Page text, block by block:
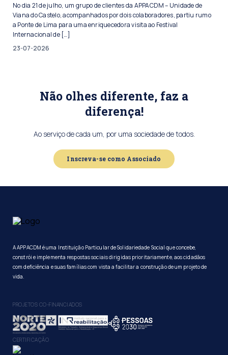
No dia 21 de julho, um grupo de clientes da APPACDM – Unidade de
Viana do Castelo, acompanhados por dois colaboradores, partiu rumo
a Ponte de Lima para uma enriquecedora visita ao Festival
Internacional de […]
23-07-2026
Não olhes diferente, faz a
diferença!
Ao serviço de cada um, por uma sociedade de todos.
Inscreva-se como Associado
A APPACDM é uma Instituição Particular de Solidariedade Social que concebe,
constrói e implementa respostas sociais dirigidas prioritariamente, aos cidadãos
com deficiência e suas famílias com vista a facilitar a construção de um projeto de
vida.
PROJETOS CO-FINANCIADOS
CERTIFICAÇÃO